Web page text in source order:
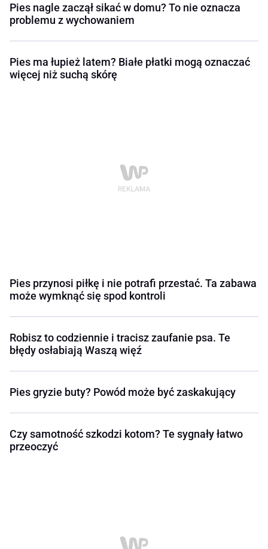
Pies nagle zaczął sikać w domu? To nie oznacza
problemu z wychowaniem
Pies ma łupież latem? Białe płatki mogą oznaczać
więcej niż suchą skórę
Pies przynosi piłkę i nie potrafi przestać. Ta zabawa
może wymknąć się spod kontroli
Robisz to codziennie i tracisz zaufanie psa. Te
błędy osłabiają Waszą więź
Pies gryzie buty? Powód może być zaskakujący
Czy samotność szkodzi kotom? Te sygnały łatwo
przeoczyć